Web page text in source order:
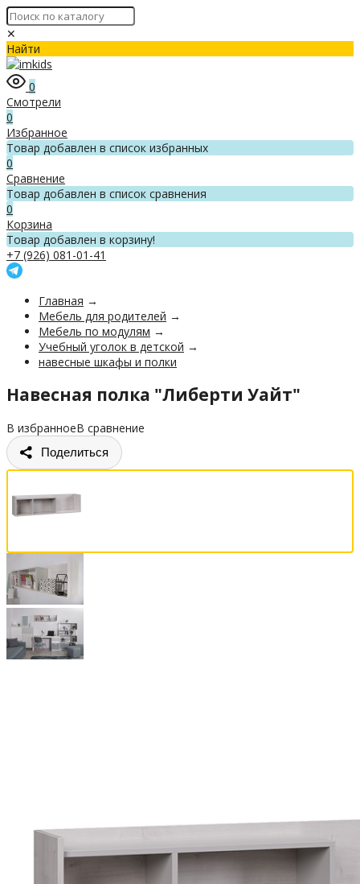
✕
Найти
0
Смотрели
0
Избранное
Товар добавлен в список избранных
0
Сравнение
Товар добавлен в список сравнения
0
Корзина
Товар добавлен в корзину!
+7 (926) 081-01-41
Главная →
Мебель для родителей →
Мебель по модулям →
Учебный уголок в детской →
навесные шкафы и полки
Навесная полка "Либерти Уайт"
В избранноеВ сравнение
Поделиться